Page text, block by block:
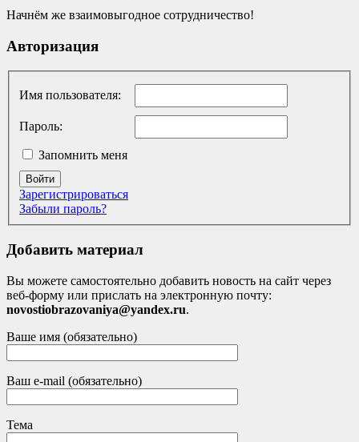
Начнём же взаимовыгодное сотрудничество!
Авторизация
Имя пользователя:
Пароль:
Запомнить меня
Войти
Зарегистрироваться
Забыли пароль?
Добавить материал
Вы можете самостоятельно добавить новость на сайт через
веб-форму или прислать на электронную почту:
novostiobrazovaniya@yandex.ru.
Ваше имя (обязательно)
Ваш e-mail (обязательно)
Тема